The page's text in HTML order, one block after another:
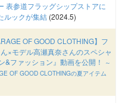
表参道フラッグシップストアに
ルックが集結 (2024.5)
OF GOOD CLOTHING】フ
×モデル高瀬真奈さんのスペシャ
ファッション』動画を公開！
～
OF GOOD CLOTHINGの夏アイテム